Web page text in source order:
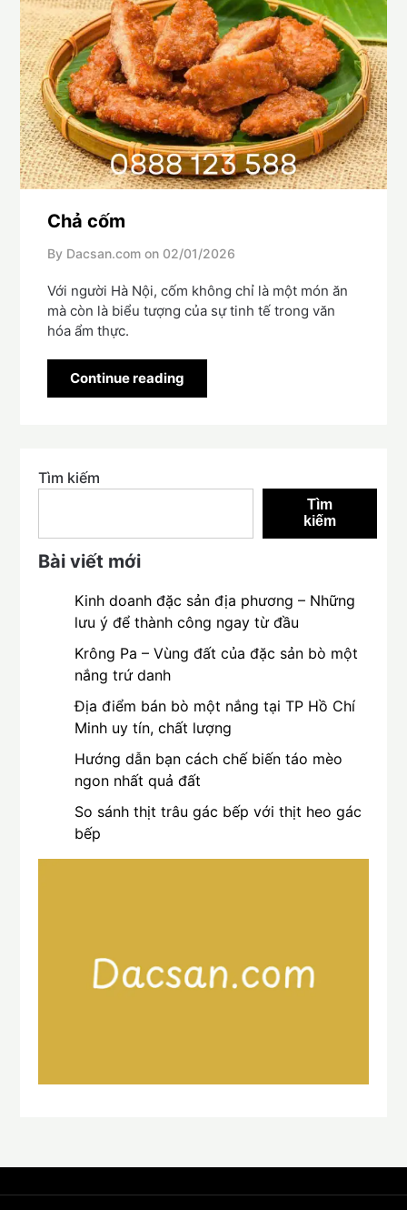
Chả cốm
By Dacsan.com on 02/01/2026
Với người Hà Nội, cốm không chỉ là một món ăn
mà còn là biểu tượng của sự tinh tế trong văn
hóa ẩm thực.
Continue reading
Tìm kiếm
Tìm
kiếm
Bài viết mới
Kinh doanh đặc sản địa phương – Những
lưu ý để thành công ngay từ đầu
Krông Pa – Vùng đất của đặc sản bò một
nắng trứ danh
Địa điểm bán bò một nắng tại TP Hồ Chí
Minh uy tín, chất lượng
Hướng dẫn bạn cách chế biến táo mèo
ngon nhất quả đất
So sánh thịt trâu gác bếp với thịt heo gác
bếp